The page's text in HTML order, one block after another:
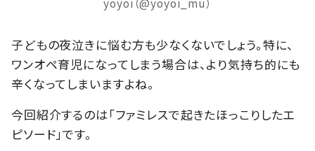
子どもの夜泣きに悩む方も少なくないでしょう。特に、
ワンオペ育児になってしまう場合は、より気持ち的にも
辛くなってしまいますよね。
今回紹介するのは「ファミレスで起きたほっこりしたエ
ピソード」です。